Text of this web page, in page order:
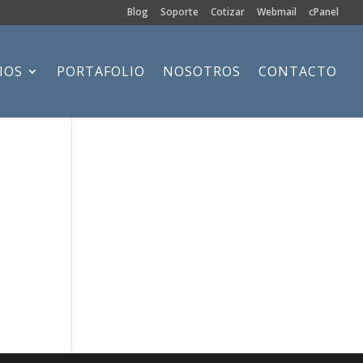
Blog Soporte Cotizar Webmail cPanel
PORTAFOLIO NOSOTROS CONTACTO